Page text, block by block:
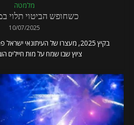
מלמטה
כשחופש הביטוי תלוי
10/07/2025
בקיץ 2025, מעצרו של העיתונאי
ציוץ שבו שמח על מות חיילים